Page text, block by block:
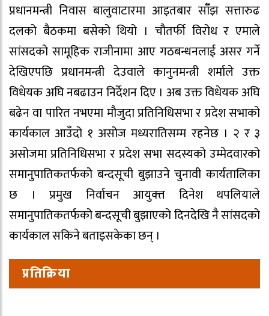
प्रधानमन्त्री निवास बालुवाटारमा आइतबार साँँझ सत्तारुढ
दलको बैठकमा बसेको थियो । चौतर्फी विरोध र एमाले
सांसदको सामूहिक राजीनामा आए गठबन्धनलाई असर गर्ने
देखिएपछि प्रधानमन्त्री देउवाले कानुनमन्त्री शर्माले उक्त
विधेयक अघि नबढाउन निर्देशन दिए । अब उक्त विधेयक अघि
बढेन वा पारित नभएमा मौजुदा प्रतिनिधिसभा र प्रदेश सभाको
कार्यकाल आउँदो १ असोज मध्यरातिसम्म रहनेछ । २ र ३
असोजमा प्रतिनिधिसभा र प्रदेश सभा सदस्यको उम्मेदवारको
समानुपातिकतर्फको बन्दसूची बुझाउने चुनावी कार्यतालिका
छ । प्रमुख निर्वाचन आयुक्त्त दिनेश थपलियाले
समानुपातिकतर्फको बन्दसूची बुझाएको दिनदेखि नै सांसदको
कार्यकाल सकिने बताइसकेका छन् ।
प्रतिक्रिया